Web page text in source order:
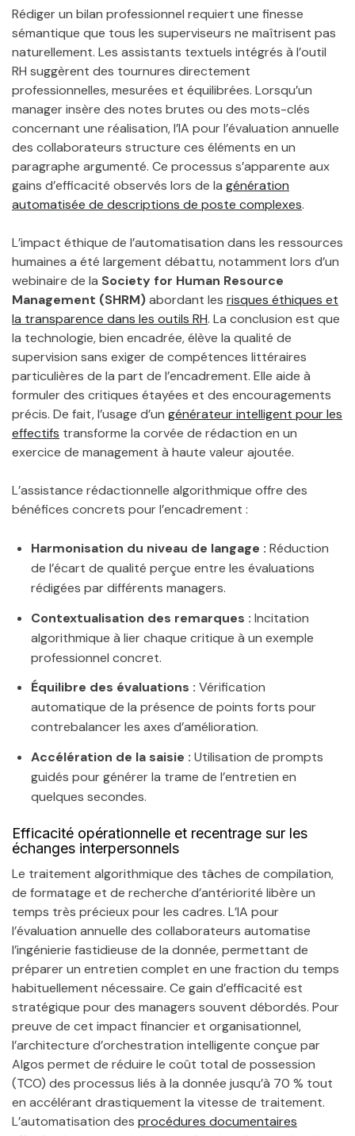
Rédiger un bilan professionnel requiert une finesse
sémantique que tous les superviseurs ne maîtrisent pas
naturellement. Les assistants textuels intégrés à l’outil
RH suggèrent des tournures directement
professionnelles, mesurées et équilibrées. Lorsqu’un
manager insère des notes brutes ou des mots-clés
concernant une réalisation, l’IA pour l’évaluation annuelle
des collaborateurs structure ces éléments en un
paragraphe argumenté. Ce processus s’apparente aux
gains d’efficacité observés lors de la génération
automatisée de descriptions de poste complexes.
L’impact éthique de l’automatisation dans les ressources
humaines a été largement débattu, notamment lors d’un
webinaire de la Society for Human Resource
Management (SHRM)abordant les risques éthiques et
la transparence dans les outils RH. La conclusion est que
la technologie, bien encadrée, élève la qualité de
supervision sans exiger de compétences littéraires
particulières de la part de l’encadrement. Elle aide à
formuler des critiques étayées et des encouragements
précis. De fait, l’usage d’un générateur intelligent pour les
effectifs transforme la corvée de rédaction en un
exercice de management à haute valeur ajoutée.
L’assistance rédactionnelle algorithmique offre des
bénéfices concrets pour l’encadrement :
Harmonisation du niveau de langage : Réduction
de l’écart de qualité perçue entre les évaluations
rédigées par différents managers.
Contextualisation des remarques : Incitation
algorithmique à lier chaque critique à un exemple
professionnel concret.
Équilibre des évaluations : Vérification
automatique de la présence de points forts pour
contrebalancer les axes d’amélioration.
Accélération de la saisie : Utilisation de prompts
guidés pour générer la trame de l’entretien en
quelques secondes.
Efficacité opérationnelle et recentrage sur les
échanges interpersonnels
Le traitement algorithmique des tâches de compilation,
de formatage et de recherche d’antériorité libère un
temps très précieux pour les cadres. L’IA pour
l’évaluation annuelle des collaborateurs automatise
l’ingénierie fastidieuse de la donnée, permettant de
préparer un entretien complet en une fraction du temps
habituellement nécessaire. Ce gain d’efficacité est
stratégique pour des managers souvent débordés. Pour
preuve de cet impact financier et organisationnel,
l’architecture d’orchestration intelligente conçue par
Algos permet de réduire le coût total de possession
(TCO) des processus liés à la donnée jusqu’à 70 % tout
en accélérant drastiquement la vitesse de traitement.
L’automatisation des procédures documentaires